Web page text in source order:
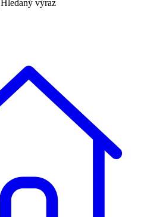
Hledaný výraz